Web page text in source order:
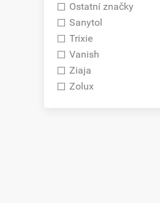
Ostatní značky
Sanytol
Trixie
Vanish
Ziaja
Zolux